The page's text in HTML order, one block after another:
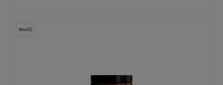
NOWOŚĆ